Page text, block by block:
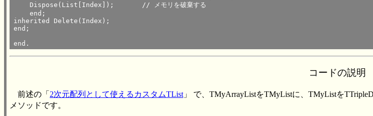
    Dispose(List[Index]);	// メモリを破棄する
    end;
inherited Delete(Index);
end;
end.
コードの説明
前述の「 2次元配列として使えるカスタムTList 」 で、TMyArrayListをTMyListに、TMyListを
メソッドです。